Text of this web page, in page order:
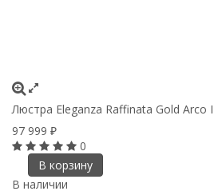
Люстра Eleganza Raffinata Gold Arco I
97 999 ₽
0
В корзину
В наличии